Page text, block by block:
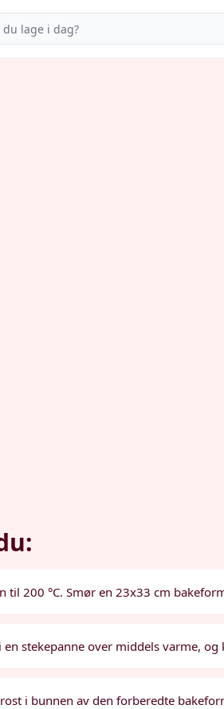
til 200 °C. Smør en 23x33 cm
en stekepanne over middels varme,
i bunnen av den forberedte